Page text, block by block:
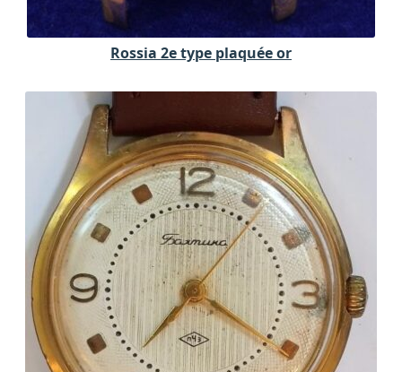
Rossia 2e type plaquée or